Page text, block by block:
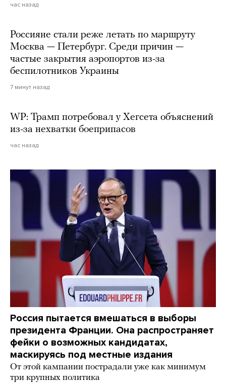
час назад
Россияне стали реже летать по маршруту
Москва — Петербург. Среди причин —
частые закрытия аэропортов из-за
беспилотников Украины
7 минут назад
WP: Трамп потребовал у Хегсета объяснений
из-за нехватки боеприпасов
час назад
Россия пытается вмешаться в выборы
президента Франции. Она распространяет
фейки о возможных кандидатах,
маскируясь под местные издания
От этой кампании пострадали уже как минимум
три крупных политика